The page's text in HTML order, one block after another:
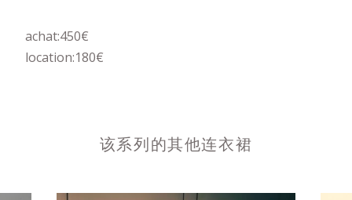
achat:450€
location:180€
该系列的其他连衣裙